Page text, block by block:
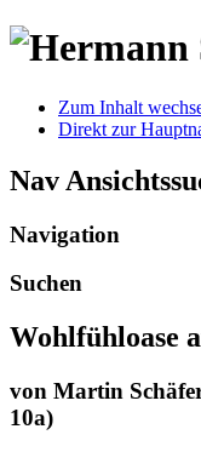
Zum Inhalt
Direkt zur
Nav
Navigation
Suchen
Wohlfühloase
von Martin
10a)